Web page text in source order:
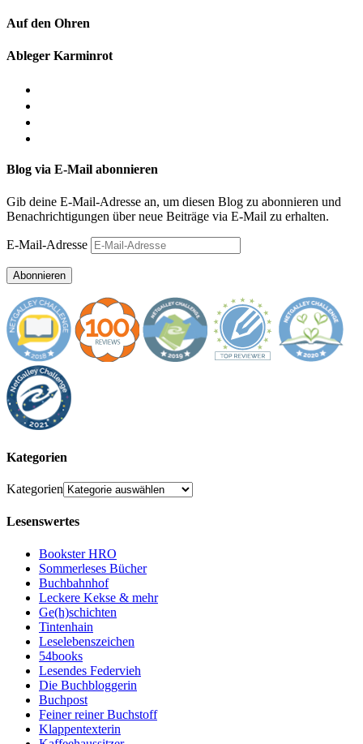
Auf den Ohren
Ableger Karminrot
Blog via E-Mail abonnieren
Gib deine E-Mail-Adresse an, um diesen Blog zu abonnieren und
Benachrichtigungen über neue Beiträge via E-Mail zu erhalten.
E-Mail-Adresse
Abonnieren
Kategorien
Kategorien
Lesenswertes
Bookster HRO
Sommerleses Bücher
Buchbahnhof
Leckere Kekse & mehr
Ge(h)schichten
Tintenhain
Leselebenszeichen
54books
Lesendes Federvieh
Die Buchbloggerin
Buchpost
Feiner reiner Buchstoff
Klappentexterin